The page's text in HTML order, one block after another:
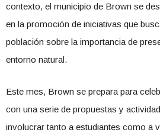
contexto, el municipio de Brown se
en la promoción de iniciativas que
población sobre la importancia de
entorno natural.
Este mes, Brown se prepara para
con una serie de propuestas y
involucrar tanto a estudiantes como a